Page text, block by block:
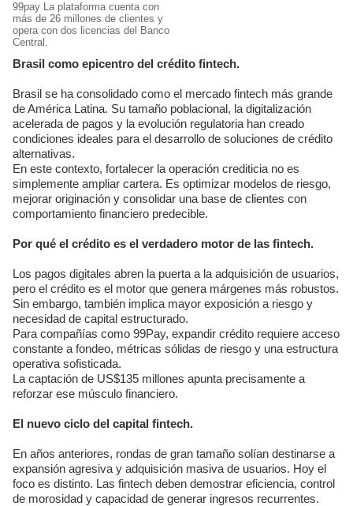
99pay La plataforma cuenta con
más de 26 millones de clientes y
opera con dos licencias del Banco
Central.
Brasil como epicentro del crédito fintech.
Brasil se ha consolidado como el mercado fintech más grande
de América Latina. Su tamaño poblacional, la digitalización
acelerada de pagos y la evolución regulatoria han creado
condiciones ideales para el desarrollo de soluciones de crédito
alternativas.
En este contexto, fortalecer la operación crediticia no es
simplemente ampliar cartera. Es optimizar modelos de riesgo,
mejorar originación y consolidar una base de clientes con
comportamiento financiero predecible.
Por qué el crédito es el verdadero motor de las fintech.
Los pagos digitales abren la puerta a la adquisición de usuarios,
pero el crédito es el motor que genera márgenes más robustos.
Sin embargo, también implica mayor exposición a riesgo y
necesidad de capital estructurado.
Para compañías como 99Pay, expandir crédito requiere acceso
constante a fondeo, métricas sólidas de riesgo y una estructura
operativa sofisticada.
La captación de US$135 millones apunta precisamente a
reforzar ese músculo financiero.
El nuevo ciclo del capital fintech.
En años anteriores, rondas de gran tamaño solían destinarse a
expansión agresiva y adquisición masiva de usuarios. Hoy el
foco es distinto. Las fintech deben demostrar eficiencia, control
de morosidad y capacidad de generar ingresos recurrentes.